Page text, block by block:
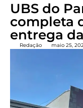
UBS do
completa
entrega
Redação maio 25,